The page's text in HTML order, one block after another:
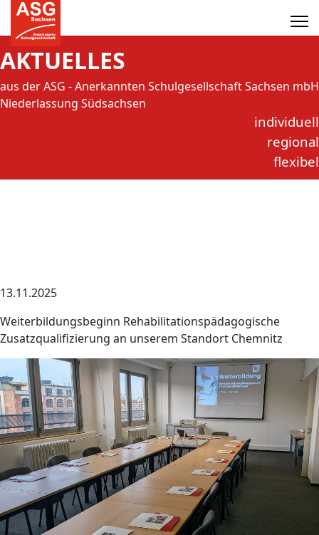
AKTUELLES
aus der ASG - Anerkannten Schulgesellschaft Sachsen mbH
Niederlassung Südsachsen
individuell
regional
flexibel
13.11.2025
Weiterbildungsbeginn Rehabilitationspädagogische
Zusatzqualifizierung an unserem Standort Chemnitz